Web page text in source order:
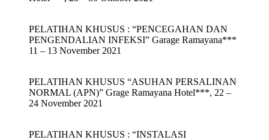
PELATIHAN KHUSUS : “PENCEGAHAN DAN
PENGENDALIAN INFEKSI” Garage Ramayana***
11 – 13 November 2021
PELATIHAN KHUSUS “ASUHAN PERSALINAN
NORMAL (APN)” Grage Ramayana Hotel***, 22 –
24 November 2021
PELATIHAN KHUSUS : “INSTALASI